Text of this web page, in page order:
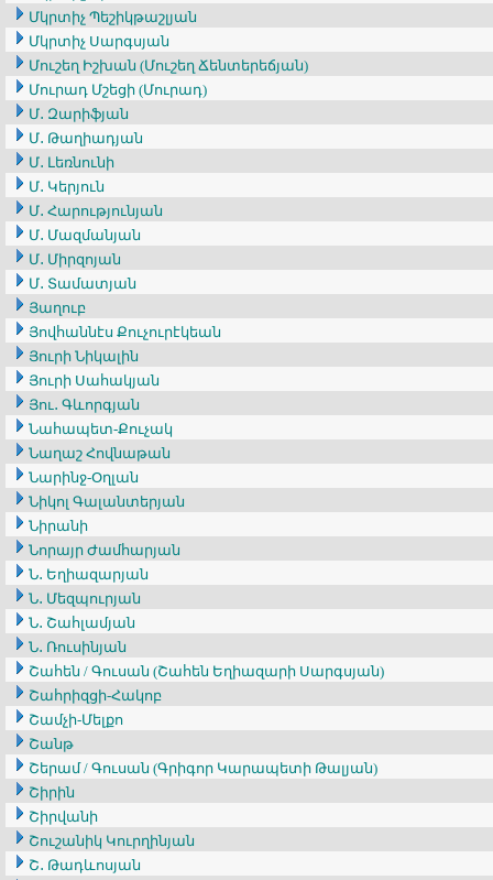
Մկրտիչ Պեշիկթաշլյան
Մկրտիչ Սարգսյան
Մուշեղ Իշխան (Մուշեղ Ճենտերեճյան)
Մուրադ Մշեցի (Մուրադ)
Մ․ Զարիֆյան
Մ․ Թաղիադյան
Մ․ Լեռնունի
Մ․ Կերյուն
Մ․ Հարությունյան
Մ․ Մազմանյան
Մ․ Միրզոյան
Մ․ Տամատյան
Յաղուբ
Յովհաննէս Քուչուրէկեան
Յուրի Նիկալին
Յուրի Սահակյան
Յու․ Գևորգյան
Նահապետ-Քուչակ
Նաղաշ Հովնաթան
Նարինջ-Օղլան
Նիկոլ Գալանտերյան
Նիրանի
Նորայր Ժամհարյան
Ն․ Եղիազարյան
Ն․ Մեզպուրյան
Ն․ Շահլամյան
Ն․ Ռուսինյան
Շահեն / Գուսան (Շահեն Եղիազարի Սարգսյան)
Շահրիզցի-Հակոբ
Շամչի-Մելքո
Շանթ
Շերամ / Գուսան (Գրիգոր Կարապետի Թալյան)
Շիրին
Շիրվանի
Շուշանիկ Կուրղինյան
Շ․ Թադևոսյան